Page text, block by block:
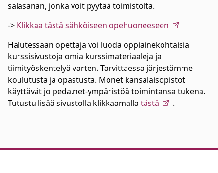
salasanan, jonka voit pyytää toimistolta.
-> Klikkaa tästä sähköiseen opehuoneeseen
Halutessaan opettaja voi luoda oppiainekohtaisia
kurssisivustoja omia kurssimateriaaleja ja
tiimityöskentelyä varten. Tarvittaessa järjestämme
koulutusta ja opastusta. Monet kansalaisopistot
käyttävät jo peda.net-ympäristöä toimintansa tukena.
Tutustu lisää sivustolla klikkaamalla tästä .